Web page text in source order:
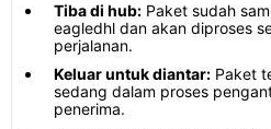
Tiba di hub: Paket sudah
eagledhl dan akan diproses
perjalanan.
Keluar untuk diantar: Paket
sedang dalam proses
penerima.